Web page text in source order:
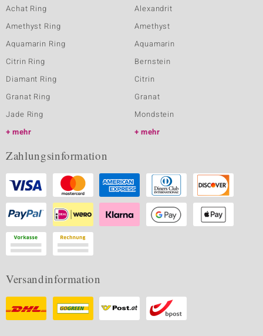
Achat Ring
Amethyst Ring
Aquamarin Ring
Citrin Ring
Diamant Ring
Granat Ring
Jade Ring
mehr
Alexandrit
Amethyst
Aquamarin
Bernstein
Citrin
Granat
Mondstein
mehr
Zahlungsinformation
Versandinformation